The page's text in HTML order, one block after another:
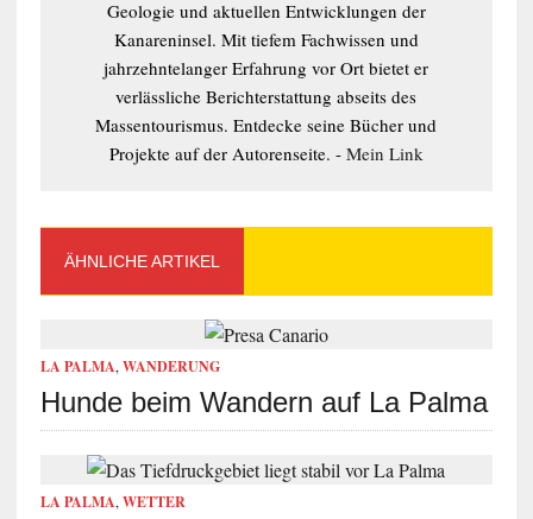
Geologie und aktuellen Entwicklungen der
Kanareninsel. Mit tiefem Fachwissen und
jahrzehntelanger Erfahrung vor Ort bietet er
verlässliche Berichterstattung abseits des
Massentourismus. Entdecke seine Bücher und
Projekte auf der Autorenseite. - Mein Link
ÄHNLICHE ARTIKEL
LA PALMA, WANDERUNG
Hunde beim Wandern auf La Palma
LA PALMA, WETTER